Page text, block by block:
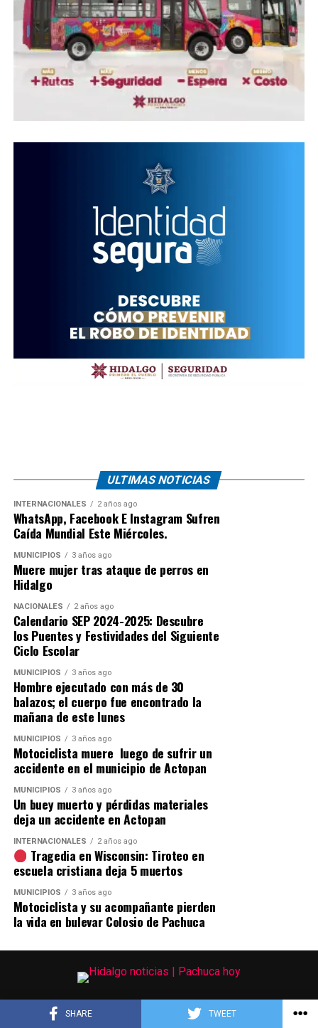
SHARE TWEET
ULTIMAS NOTICIAS
INTERNACIONALES 2 años ago
WhatsApp, Facebook E Instagram Sufren
Caída Mundial Este Miércoles.
MUNICIPIOS 3 años ago
Muere mujer tras ataque de perros en
Hidalgo
NACIONALES 2 años ago
Calendario SEP 2024-2025: Descubre
los Puentes y Festividades del Siguiente
Ciclo Escolar
MUNICIPIOS 3 años ago
Hombre ejecutado con más de 30
balazos; el cuerpo fue encontrado la
mañana de este lunes
MUNICIPIOS 3 años ago
Motociclista muere luego de sufrir un
accidente en el municipio de Actopan
MUNICIPIOS 3 años ago
Un buey muerto y pérdidas materiales
deja un accidente en Actopan
INTERNACIONALES 2 años ago
Tragedia en Wisconsin: Tiroteo en
escuela cristiana deja 5 muertos
MUNICIPIOS 3 años ago
Motociclista y su acompañante pierden
la vida en bulevar Colosio de Pachuca